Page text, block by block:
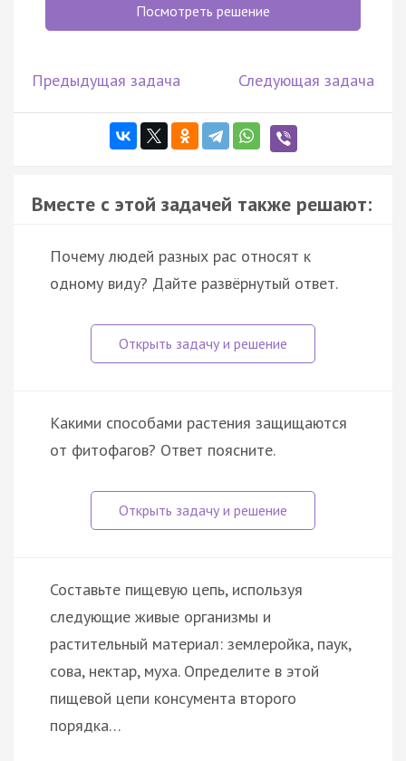
Посмотреть решение
Предыдущая задача Следующая задача
Вместе с этой задачей также решают:
Почему людей разных рас относят к
одному виду? Дайте развёрнутый ответ.
Какими способами растения защищаются
от фитофагов? Ответ поясните.
Составьте пищевую цепь, используя
следующие живые организмы и
растительный материал: землеройка, паук,
сова, нектар, муха. Определите в этой
пищевой цепи консумента второго
порядка…